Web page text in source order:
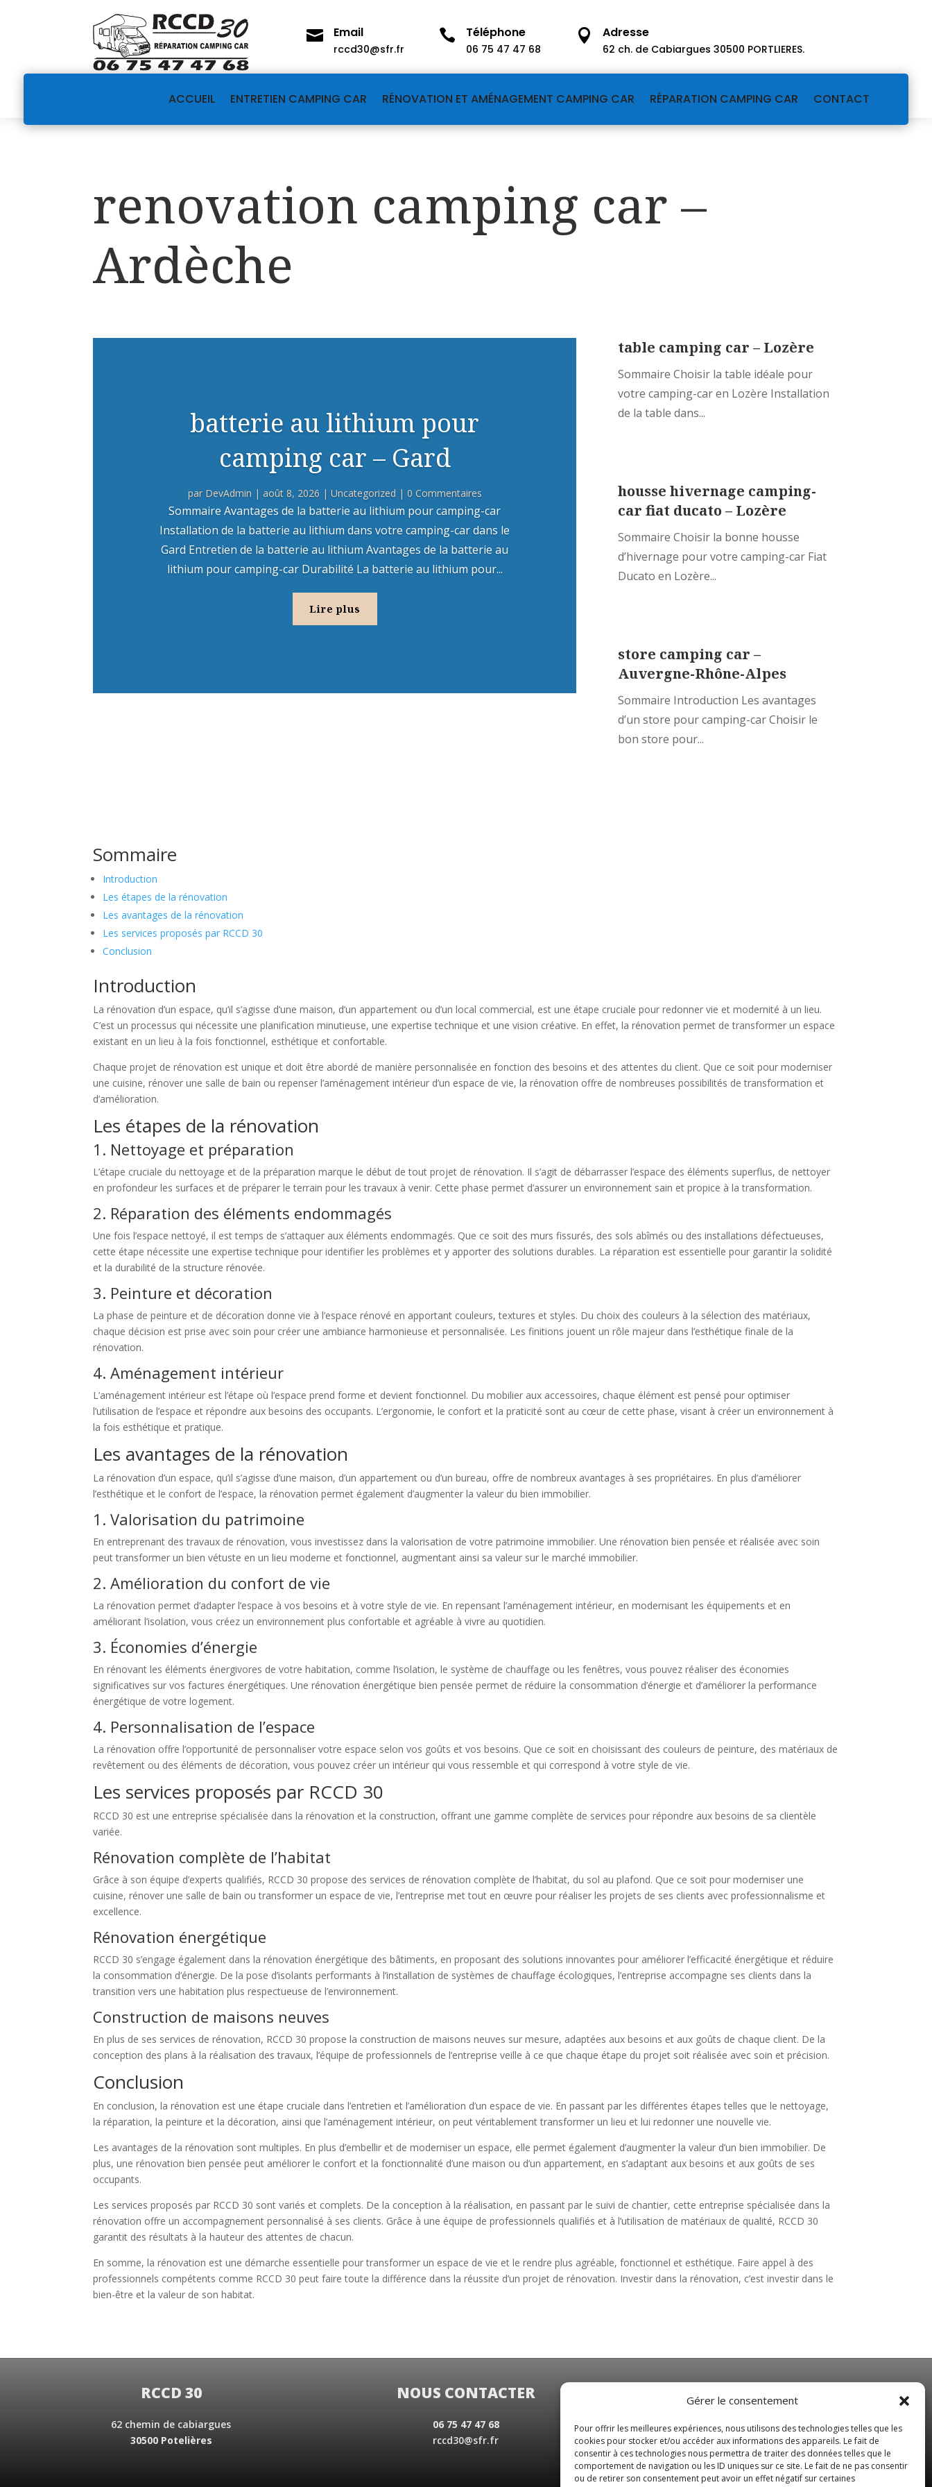
Gérer le consentement
Pour offrir les meilleures expériences, nous utilisons des technologies telles que les
cookies pour stocker et/ou accéder aux informations des appareils. Le fait de
consentir à ces technologies nous permettra de traiter des données telles que le
comportement de navigation ou les ID uniques sur ce site. Le fait de ne pas consentir
ou de retirer son consentement peut avoir un effet négatif sur certaines
 Email
rccd30@sfr.fr
 Téléphone
06 75 47 47 68
 Adresse
62 ch. de Cabiargues 30500 PORTLIERES.
ACCUEIL ENTRETIEN CAMPING CAR RÉNOVATION ET AMÉNAGEMENT CAMPING CAR RÉPARATION CAMPING CAR CONTACT
renovation camping car –
Ardèche
batterie au lithium pour
camping car – Gard
par DevAdmin | août 8, 2026 | Uncategorized | 0 Commentaires
Sommaire Avantages de la batterie au lithium pour camping-car
Installation de la batterie au lithium dans votre camping-car dans le
Gard Entretien de la batterie au lithium Avantages de la batterie au
lithium pour camping-car Durabilité La batterie au lithium pour...
Lire plus
table camping car – Lozère
Sommaire Choisir la table idéale pour
votre camping-car en Lozère Installation
de la table dans...
housse hivernage camping-
car fiat ducato – Lozère
Sommaire Choisir la bonne housse
d’hivernage pour votre camping-car Fiat
Ducato en Lozère...
store camping car –
Auvergne-Rhône-Alpes
Sommaire Introduction Les avantages
d’un store pour camping-car Choisir le
bon store pour...
Sommaire
Introduction
Les étapes de la rénovation
Les avantages de la rénovation
Les services proposés par RCCD 30
Conclusion
Introduction
La rénovation d’un espace, qu’il s’agisse d’une maison, d’un appartement ou d’un local commercial, est une étape cruciale pour redonner vie et modernité à un lieu.
C’est un processus qui nécessite une planification minutieuse, une expertise technique et une vision créative. En effet, la rénovation permet de transformer un espace
existant en un lieu à la fois fonctionnel, esthétique et confortable.
Chaque projet de rénovation est unique et doit être abordé de manière personnalisée en fonction des besoins et des attentes du client. Que ce soit pour moderniser
une cuisine, rénover une salle de bain ou repenser l’aménagement intérieur d’un espace de vie, la rénovation offre de nombreuses possibilités de transformation et
d’amélioration.
Les étapes de la rénovation
1. Nettoyage et préparation
L’étape cruciale du nettoyage et de la préparation marque le début de tout projet de rénovation. Il s’agit de débarrasser l’espace des éléments superflus, de nettoyer
en profondeur les surfaces et de préparer le terrain pour les travaux à venir. Cette phase permet d’assurer un environnement sain et propice à la transformation.
2. Réparation des éléments endommagés
Une fois l’espace nettoyé, il est temps de s’attaquer aux éléments endommagés. Que ce soit des murs fissurés, des sols abîmés ou des installations défectueuses,
cette étape nécessite une expertise technique pour identifier les problèmes et y apporter des solutions durables. La réparation est essentielle pour garantir la solidité
et la durabilité de la structure rénovée.
3. Peinture et décoration
La phase de peinture et de décoration donne vie à l’espace rénové en apportant couleurs, textures et styles. Du choix des couleurs à la sélection des matériaux,
chaque décision est prise avec soin pour créer une ambiance harmonieuse et personnalisée. Les finitions jouent un rôle majeur dans l’esthétique finale de la
rénovation.
4. Aménagement intérieur
L’aménagement intérieur est l’étape où l’espace prend forme et devient fonctionnel. Du mobilier aux accessoires, chaque élément est pensé pour optimiser
l’utilisation de l’espace et répondre aux besoins des occupants. L’ergonomie, le confort et la praticité sont au cœur de cette phase, visant à créer un environnement à
la fois esthétique et pratique.
Les avantages de la rénovation
La rénovation d’un espace, qu’il s’agisse d’une maison, d’un appartement ou d’un bureau, offre de nombreux avantages à ses propriétaires. En plus d’améliorer
l’esthétique et le confort de l’espace, la rénovation permet également d’augmenter la valeur du bien immobilier.
1. Valorisation du patrimoine
En entreprenant des travaux de rénovation, vous investissez dans la valorisation de votre patrimoine immobilier. Une rénovation bien pensée et réalisée avec soin
peut transformer un bien vétuste en un lieu moderne et fonctionnel, augmentant ainsi sa valeur sur le marché immobilier.
2. Amélioration du confort de vie
La rénovation permet d’adapter l’espace à vos besoins et à votre style de vie. En repensant l’aménagement intérieur, en modernisant les équipements et en
améliorant l’isolation, vous créez un environnement plus confortable et agréable à vivre au quotidien.
3. Économies d’énergie
En rénovant les éléments énergivores de votre habitation, comme l’isolation, le système de chauffage ou les fenêtres, vous pouvez réaliser des économies
significatives sur vos factures énergétiques. Une rénovation énergétique bien pensée permet de réduire la consommation d’énergie et d’améliorer la performance
énergétique de votre logement.
4. Personnalisation de l’espace
La rénovation offre l’opportunité de personnaliser votre espace selon vos goûts et vos besoins. Que ce soit en choisissant des couleurs de peinture, des matériaux de
revêtement ou des éléments de décoration, vous pouvez créer un intérieur qui vous ressemble et qui correspond à votre style de vie.
Les services proposés par RCCD 30
RCCD 30 est une entreprise spécialisée dans la rénovation et la construction, offrant une gamme complète de services pour répondre aux besoins de sa clientèle
variée.
Rénovation complète de l’habitat
Grâce à son équipe d’experts qualifiés, RCCD 30 propose des services de rénovation complète de l’habitat, du sol au plafond. Que ce soit pour moderniser une
cuisine, rénover une salle de bain ou transformer un espace de vie, l’entreprise met tout en œuvre pour réaliser les projets de ses clients avec professionnalisme et
excellence.
Rénovation énergétique
RCCD 30 s’engage également dans la rénovation énergétique des bâtiments, en proposant des solutions innovantes pour améliorer l’efficacité énergétique et réduire
la consommation d’énergie. De la pose d’isolants performants à l’installation de systèmes de chauffage écologiques, l’entreprise accompagne ses clients dans la
transition vers une habitation plus respectueuse de l’environnement.
Construction de maisons neuves
En plus de ses services de rénovation, RCCD 30 propose la construction de maisons neuves sur mesure, adaptées aux besoins et aux goûts de chaque client. De la
conception des plans à la réalisation des travaux, l’équipe de professionnels de l’entreprise veille à ce que chaque étape du projet soit réalisée avec soin et précision.
Conclusion
En conclusion, la rénovation est une étape cruciale dans l’entretien et l’amélioration d’un espace de vie. En passant par les différentes étapes telles que le nettoyage,
la réparation, la peinture et la décoration, ainsi que l’aménagement intérieur, on peut véritablement transformer un lieu et lui redonner une nouvelle vie.
Les avantages de la rénovation sont multiples. En plus d’embellir et de moderniser un espace, elle permet également d’augmenter la valeur d’un bien immobilier. De
plus, une rénovation bien pensée peut améliorer le confort et la fonctionnalité d’une maison ou d’un appartement, en s’adaptant aux besoins et aux goûts de ses
occupants.
Les services proposés par RCCD 30 sont variés et complets. De la conception à la réalisation, en passant par le suivi de chantier, cette entreprise spécialisée dans la
rénovation offre un accompagnement personnalisé à ses clients. Grâce à une équipe de professionnels qualifiés et à l’utilisation de matériaux de qualité, RCCD 30
garantit des résultats à la hauteur des attentes de chacun.
En somme, la rénovation est une démarche essentielle pour transformer un espace de vie et le rendre plus agréable, fonctionnel et esthétique. Faire appel à des
professionnels compétents comme RCCD 30 peut faire toute la différence dans la réussite d’un projet de rénovation. Investir dans la rénovation, c’est investir dans le
bien-être et la valeur de son habitat.
RCCD 30
62 chemin de cabiargues
30500 Potelières
NOUS CONTACTER
06 75 47 47 68
rccd30@sfr.fr
NOS HORAIRES
Du Lundi au Vendredi
de 8 h 30 à 19 h 00
Samedi sur rendez-vous